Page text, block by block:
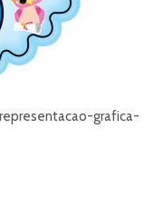
grafica-